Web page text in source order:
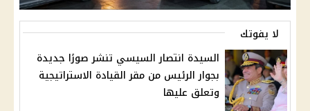
لا يفوتك
السيدة انتصار السيسي تنشر صورًا جديدة
بجوار الرئيس من مقر القيادة الاستراتيجية
وتعلق عليها